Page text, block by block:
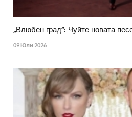
„Влюбен град“: Чуйте новата
09 Юли 2026